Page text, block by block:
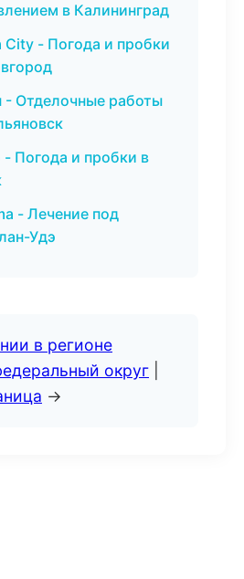
в Калининград
City - Погода и пробки
- Отделочные работы
Погода и пробки в
- Лечение под
Удэ
в регионе
округ
→